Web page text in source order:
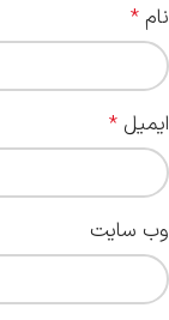
نام *
ایمیل *
وب‌ سایت